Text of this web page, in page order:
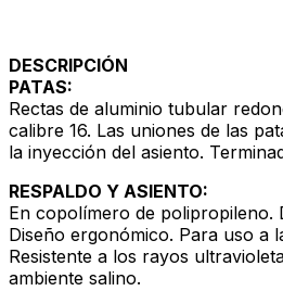
DESCRIPCIÓN
PATAS:
Rectas de aluminio tubular
calibre 16. Las uniones de las
la inyección del asiento.
RESPALDO Y ASIENTO:
En copolímero de polipropileno.
Diseño ergonómico. Para uso a
Resistente a los rayos
ambiente salino.